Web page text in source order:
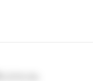
ませんね。